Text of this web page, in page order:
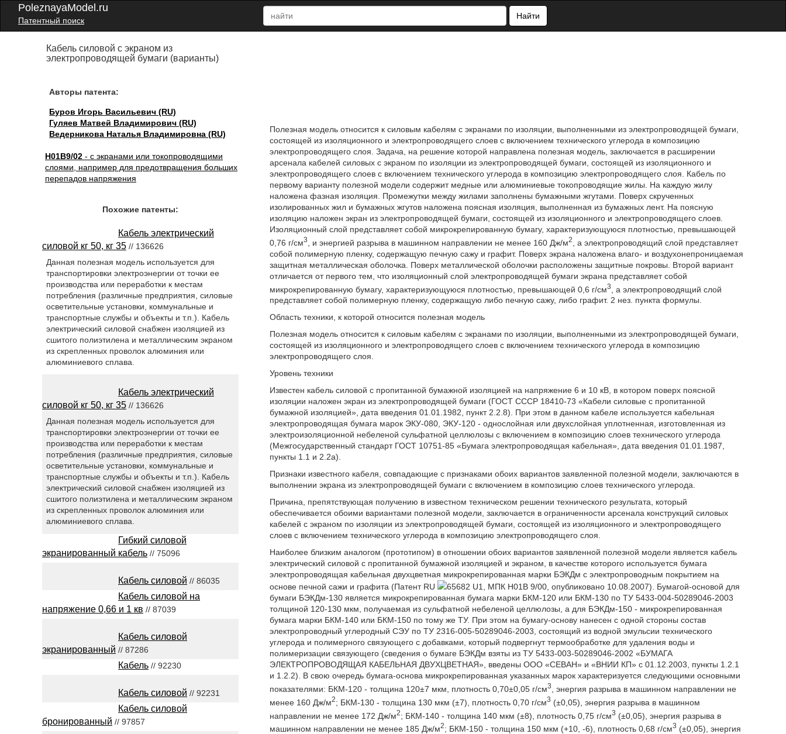
PoleznayaModel.ru
Патентный поиск
Найти
Кабель силовой с экраном из
электропроводящей бумаги (варианты)
Авторы патента:
Буров Игорь Васильевич (RU)
Гуляев Матвей Владимирович (RU)
Ведерникова Наталья Владимировна (RU)
H01B9/02 - с экранами или токопроводящими
слоями, например для предотвращения больших
перепадов напряжения
Полезная модель относится к силовым кабелям с экранами по изоляции, выполненными из электропроводящей бумаги,
состоящей из изоляционного и электропроводящего слоев с включением технического углерода в композицию
электропроводящего слоя. Задача, на решение которой направлена полезная модель, заключается в расширении
арсенала кабелей силовых с экраном по изоляции из электропроводящей бумаги, состоящей из изоляционного и
электропроводящего слоев с включением технического углерода в композицию электропроводящего слоя. Кабель по
первому варианту полезной модели содержит медные или алюминиевые токопроводящие жилы. На каждую жилу
наложена фазная изоляция. Промежутки между жилами заполнены бумажными жгутами. Поверх скрученных
изолированных жил и бумажных жгутов наложена поясная изоляция, выполненная из бумажных лент. На поясную
изоляцию наложен экран из электропроводящей бумаги, состоящей из изоляционного и электропроводящего слоев.
Изоляционный слой представляет собой микрокрепированную бумагу, характеризующуюся плотностью, превышающей
0,76 г/см3 , и энергией разрыва в машинном направлении не менее 160 Дж/м2
, а электропроводящий слой представляет
собой полимерную пленку, содержащую печную сажу и графит. Поверх экрана наложена влаго- и воздухонепроницаемая
защитная металлическая оболочка. Поверх металлической оболочки расположены защитные покровы. Второй вариант
отличается от первого тем, что изоляционный слой электропроводящей бумаги экрана представляет собой
микрокрепированную бумагу, характеризующуюся плотностью, превышающей 0,6 г/см3
, а электропроводящий слой
представляет собой полимерную пленку, содержащую либо печную сажу, либо графит. 2 нез. пункта формулы.
Область техники, к которой относится полезная модель
Полезная модель относится к силовым кабелям с экранами по изоляции, выполненными из электропроводящей бумаги,
состоящей из изоляционного и электропроводящего слоев с включением технического углерода в композицию
электропроводящего слоя.
Уровень техники
Известен кабель силовой с пропитанной бумажной изоляцией на напряжение 6 и 10 кВ, в котором поверх поясной
изоляции наложен экран из электропроводящей бумаги (ГОСТ СССР 18410-73 «Кабели силовые с пропитанной
бумажной изоляцией», дата введения 01.01.1982, пункт 2.2.8). При этом в данном кабеле используется кабельная
электропроводящая бумага марок ЭКУ-080, ЭКУ-120 - однослойная или двухслойная уплотненная, изготовленная из
электроизоляционной небеленой сульфатной целлюлозы с включением в композицию слоев технического углерода
(Межгосударственный стандарт ГОСТ 10751-85 «Бумага электропроводящая кабельная», дата введения 01.01.1987,
пункты 1.1 и 2.2а).
Признаки известного кабеля, совпадающие с признаками обоих вариантов заявленной полезной модели, заключаются в
выполнении экрана из электропроводящей бумаги с включением в композицию слоев технического углерода.
Причина, препятствующая получению в известном техническом решении технического результата, который
обеспечивается обоими вариантами полезной модели, заключается в ограниченности арсенала конструкций силовых
кабелей с экраном по изоляции из электропроводящей бумаги, состоящей из изоляционного и электропроводящего
слоев с включением технического углерода в композицию электропроводящего слоя.
Наиболее близким аналогом (прототипом) в отношении обоих вариантов заявленной полезной модели является кабель
электрический силовой с пропитанной бумажной изоляцией и экраном, в качестве которого используется бумага
электропроводящая кабельная двухцветная микрокрепированная марки БЭКДм с электропроводным покрытием на
основе печной сажи и графита (Патент RU
65682 U1, МПК H01B 9/00, опубликовано 10.08.2007). Бумагой-основой для
бумаги БЭКДм-130 является микрокрепированная бумага марки БКМ-120 или БКМ-130 по ТУ 5433-004-50289046-2003
толщиной 120-130 мкм, получаемая из сульфатной небеленой целлюлозы, а для БЭКДм-150 - микрокрепированная
бумага марки БКМ-140 или БКМ-150 по тому же ТУ. При этом на бумагу-основу нанесен с одной стороны состав
электропроводный углеродный СЭУ по ТУ 2316-005-50289046-2003, состоящий из водной эмульсии технического
углерода и полимерного связующего с добавками, который подвергнут термообработке для удаления воды и
полимеризации связующего (сведения о бумаге БЭКДм взяты из ТУ 5433-003-50289046-2002 «БУМАГА
ЭЛЕКТРОПРОВОДЯЩАЯ КАБЕЛЬНАЯ ДВУХЦВЕТНАЯ», введены ООО «СЕВАН» и «ВНИИ КП» с 01.12.2003, пункты 1.2.1
и 1.2.2). В свою очередь бумага-основа микрокрепированная указанных марок характеризуется следующими основными
показателями: БКМ-120 - толщина 120±7 мкм, плотность 0,70±0,05 г/см3
, энергия разрыва в машинном направлении не
менее 160 Дж/м2; БКМ-130 - толщина 130 мкм (±7), плотность 0,70 г/см3 (±0,05), энергия разрыва в машинном
направлении не менее 172 Дж/м2; БКМ-140 - толщина 140 мкм (±8), плотность 0,75 г/см3 (±0,05), энергия разрыва в
машинном направлении не менее 185 Дж/м2; БКМ-150 - толщина 150 мкм (+10, -6), плотность 0,68 г/см3 (±0,05), энергия
Похожие патенты:
Кабель электрический
силовой кг 50, кг 35 // 136626
Данная полезная модель используется для
транспортировки электроэнергии от точки ее
производства или переработки к местам
потребления (различные предприятия, силовые
осветительные установки, коммунальные и
транспортные службы и объекты и т.п.). Кабель
электрический силовой снабжен изоляцией из
сшитого полиэтилена и металлическим экраном
из скрепленных проволок алюминия или
алюминиевого сплава.
Кабель электрический
силовой кг 50, кг 35 // 136626
Данная полезная модель используется для
транспортировки электроэнергии от точки ее
производства или переработки к местам
потребления (различные предприятия, силовые
осветительные установки, коммунальные и
транспортные службы и объекты и т.п.). Кабель
электрический силовой снабжен изоляцией из
сшитого полиэтилена и металлическим экраном
из скрепленных проволок алюминия или
алюминиевого сплава.
Гибкий силовой
экранированный кабель // 75096
Кабель силовой // 86035
Кабель силовой на
напряжение 0,66 и 1 кв // 87039
Кабель силовой
экранированный // 87286
Кабель // 92230
Кабель силовой // 92231
Кабель силовой
бронированный // 97857